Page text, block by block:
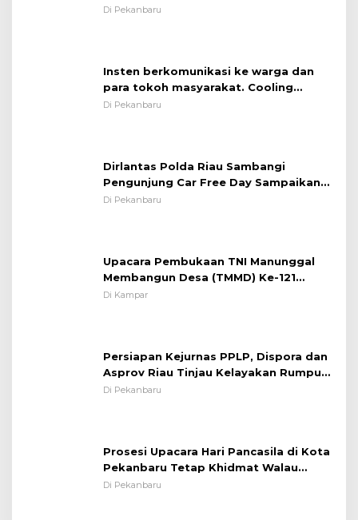
Melaksanakan ✈
Di Pekanbaru
Insten berkomunikasi ke warga dan
para tokoh masyarakat. Cooling
System OMP LK ²024 Polsek Rumbai,
Di Pekanbaru
Dirlantas Polda Riau Sambangi
Pengunjung Car Free Day Sampaikan
Pesan Edukasi Kamtibmas &
Di Pekanbaru
Upacara Pembukaan TNI Manunggal
Membangun Desa (TMMD) Ke-121
Kodim 0313/KPR Tahun 2024) ?
Di Kampar
Persiapan Kejurnas PPLP, Dispora dan
Asprov Riau Tinjau Kelayakan Rumput
Lapangan Sepakbola
Di Pekanbaru
Prosesi Upacara Hari Pancasila di Kota
Pekanbaru Tetap Khidmat Walau
Dalam Ruangan
Di Pekanbaru